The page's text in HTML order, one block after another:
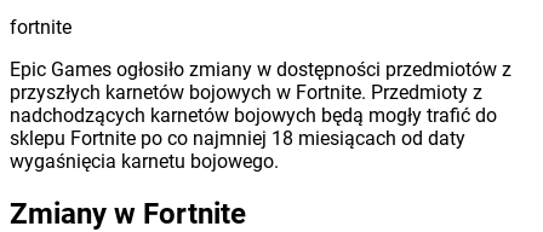
fortnite
Epic Games ogłosiło zmiany w dostępności przedmiotów z
przyszłych karnetów bojowych w Fortnite. Przedmioty z
nadchodzących karnetów bojowych będą mogły trafić do
sklepu Fortnite po co najmniej 18 miesiącach od daty
wygaśnięcia karnetu bojowego.
Zmiany w Fortnite